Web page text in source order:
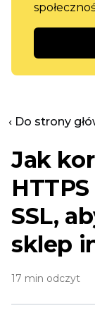
‹ Do strony
Jak
SSL,
sklep
17 min odczyt